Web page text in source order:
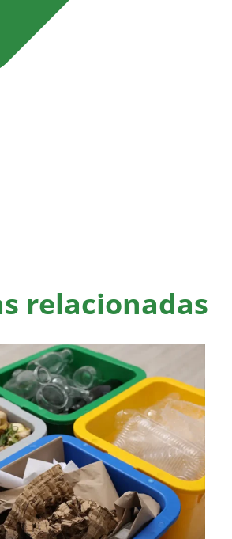
relacionadas